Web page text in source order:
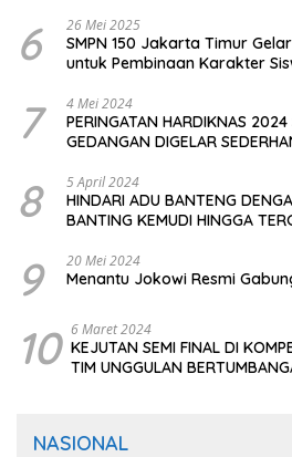
6 26 Mei 2025
SMPN 150 Jakarta Timur
untuk Pembinaan Karakter
7 4 Mei 2024
PERINGATAN HARDIKNAS
GEDANGAN DIGELAR
8 5 April 2024
HINDARI ADU BANTENG
BANTING KEMUDI HINGGA
9 20 Mei 2024
Menantu Jokowi Resmi
10 6 Maret 2024
KEJUTAN SEMI FINAL DI
TIM UNGGULAN
NASIONAL